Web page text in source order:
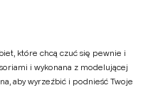
które chcą czuć się pewnie i
i wykonana z modelującej
aby wyrzeźbić i podnieść Twoje